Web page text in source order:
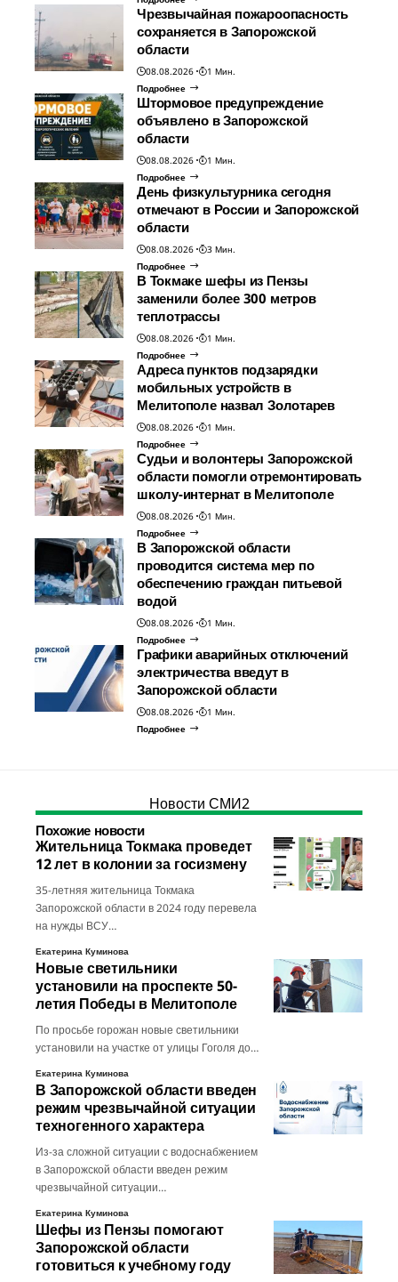
Чрезвычайная пожароопасность
сохраняется в Запорожской
области
08.08.2026
1 Мин.
Подробнее
Штормовое предупреждение
объявлено в Запорожской
области
08.08.2026
1 Мин.
Подробнее
День физкультурника сегодня
отмечают в России и Запорожской
области
08.08.2026
3 Мин.
Подробнее
В Токмаке шефы из Пензы
заменили более 300 метров
теплотрассы
08.08.2026
1 Мин.
Подробнее
Адреса пунктов подзарядки
мобильных устройств в
Мелитополе назвал Золотарев
08.08.2026
1 Мин.
Подробнее
Судьи и волонтеры Запорожской
области помогли отремонтировать
школу-интернат в Мелитополе
08.08.2026
1 Мин.
Подробнее
В Запорожской области
проводится система мер по
обеспечению граждан питьевой
водой
08.08.2026
1 Мин.
Подробнее
Графики аварийных отключений
электричества введут в
Запорожской области
08.08.2026
1 Мин.
Подробнее
Новости СМИ2
Похожие новости
Жительница Токмака проведет
12 лет в колонии за госизмену
35-летняя жительница Токмака
Запорожской области в 2024 году перевела
на нужды ВСУ…
Екатерина Куминова
Новые светильники
установили на проспекте 50-
летия Победы в Мелитополе
По просьбе горожан новые светильники
установили на участке от улицы Гоголя до…
Екатерина Куминова
В Запорожской области введен
режим чрезвычайной ситуации
техногенного характера
Из-за сложной ситуации с водоснабжением
в Запорожской области введен режим
чрезвычайной ситуации…
Екатерина Куминова
Шефы из Пензы помогают
Запорожской области
готовиться к учебному году